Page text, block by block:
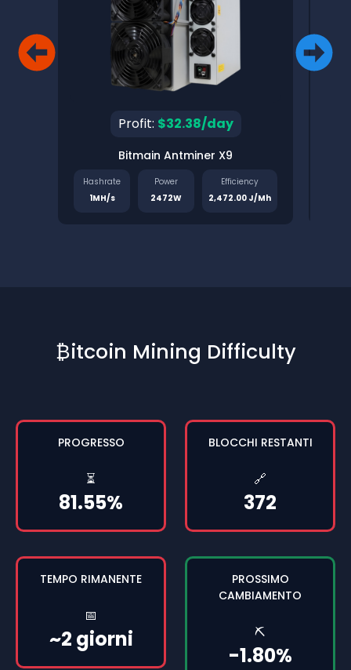
Profit: $32.38/day
Bitmain Antminer X9
Hashrate
1MH/s
Power
2472W
Efficiency
2,472.00 J/Mh
₿itcoin Mining Difficulty
PROGRESSO
⏳
81.55%
BLOCCHI RESTANTI
🔗
372
TEMPO RIMANENTE
📅
~2 giorni
PROSSIMO
CAMBIAMENTO
⛏️
-1.80%